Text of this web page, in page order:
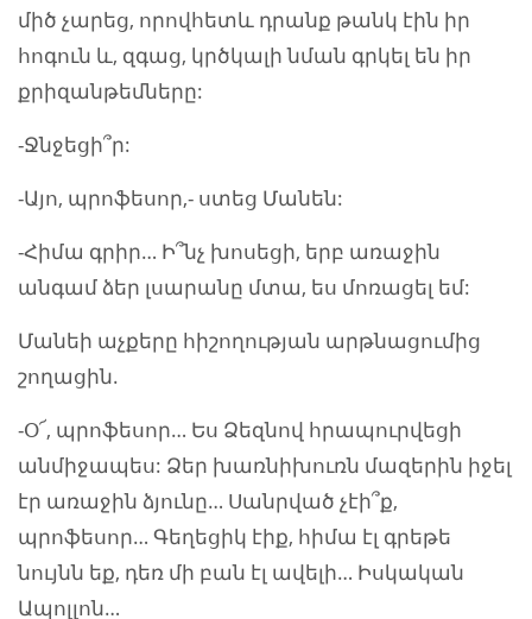
միծ չարեց, որովհետև դրանք թանկ էին իր
հոգուն և, զգաց, կրծկալի նման գրկել են իր
քրիզանթեմները:
-Ջնջեցի՞ր:
-Այո, պրոֆեսոր,- ստեց Մանեն:
-Հիմա գրիր… Ի՞նչ խոսեցի, երբ առաջին
անգամ ձեր լսարանը մտա, ես մոռացել եմ:
Մանեի աչքերը հիշողության արթնացումից
շողացին.
-Օ՜, պրոֆեսոր… Ես Ձեզնով հրապուրվեցի
անմիջապես: Ձեր խառնիխուռն մազերին իջել
էր առաջին ձյունը… Սանրված չէի՞ք,
պրոֆեսոր… Գեղեցիկ էիք, հիմա էլ գրեթե
նույնն եք, դեռ մի բան էլ ավելի… Իսկական
Ապոլլոն…